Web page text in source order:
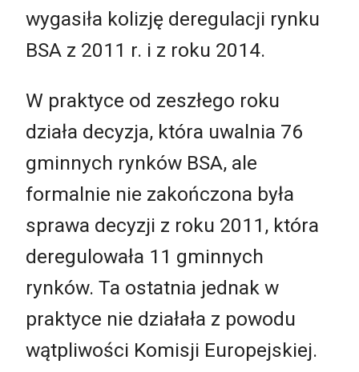
wygasiła kolizję deregulacji rynku
BSA z 2011 r. i z roku 2014.
W praktyce od zeszłego roku
działa decyzja, która uwalnia 76
gminnych rynków BSA, ale
formalnie nie zakończona była
sprawa decyzji z roku 2011, która
deregulowała 11 gminnych
rynków. Ta ostatnia jednak w
praktyce nie działała z powodu
wątpliwości Komisji Europejskiej.